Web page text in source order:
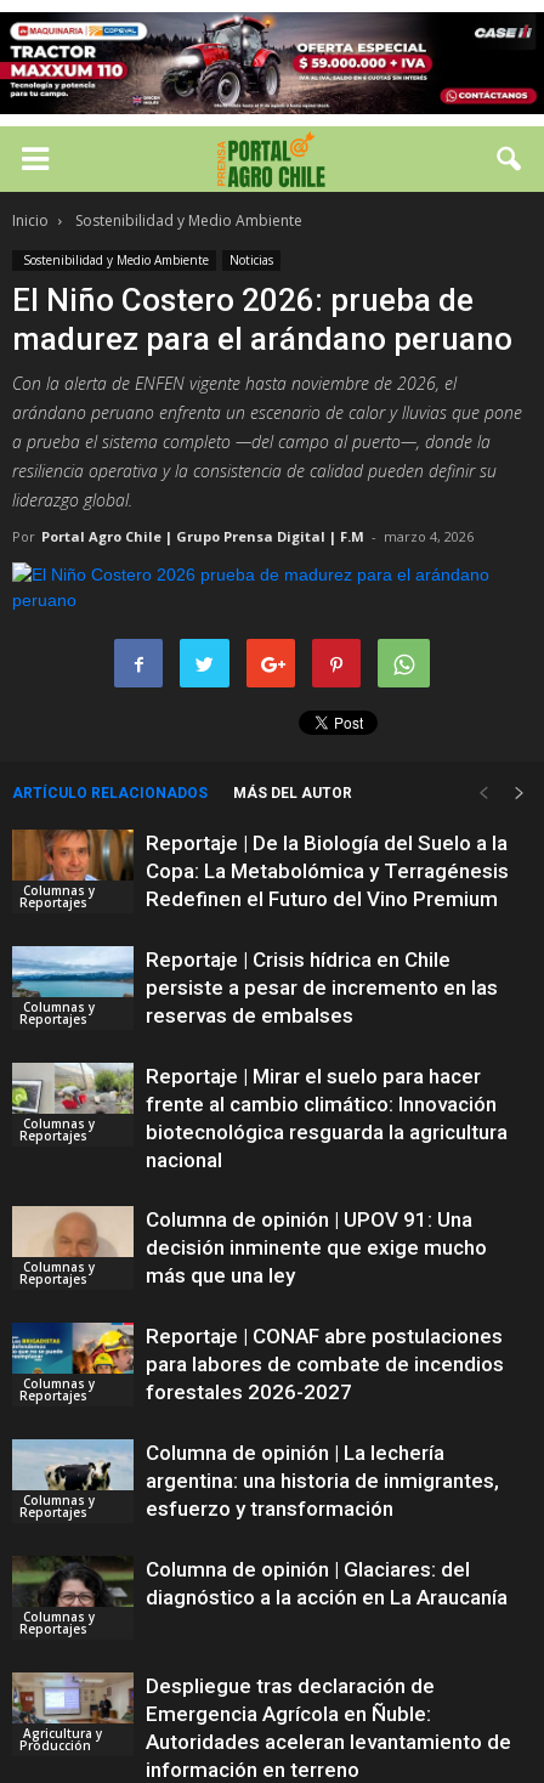
Inicio Sostenibilidad y Medio Ambiente
Sostenibilidad y Medio Ambiente Noticias
El Niño Costero 2026: prueba de
madurez para el arándano peruano
Con la alerta de ENFEN vigente hasta noviembre de 2026, el
arándano peruano enfrenta un escenario de calor y lluvias que pone
a prueba el sistema completo —del campo al puerto—, donde la
resiliencia operativa y la consistencia de calidad pueden definir su
liderazgo global.
Por Portal Agro Chile | Grupo Prensa Digital | F.M - marzo 4, 2026
ARTÍCULO RELACIONADOS MÁS DEL AUTOR
Columnas y
Reportajes
Reportaje | De la Biología del Suelo a la
Copa: La Metabolómica y Terragénesis
Redefinen el Futuro del Vino Premium
Columnas y
Reportajes
Reportaje | Crisis hídrica en Chile
persiste a pesar de incremento en las
reservas de embalses
Columnas y
Reportajes
Reportaje | Mirar el suelo para hacer
frente al cambio climático: Innovación
biotecnológica resguarda la agricultura
nacional
Columnas y
Reportajes
Columna de opinión | UPOV 91: Una
decisión inminente que exige mucho
más que una ley
Columnas y
Reportajes
Reportaje | CONAF abre postulaciones
para labores de combate de incendios
forestales 2026-2027
Columnas y
Reportajes
Columna de opinión | La lechería
argentina: una historia de inmigrantes,
esfuerzo y transformación
Columnas y
Reportajes
Columna de opinión | Glaciares: del
diagnóstico a la acción en La Araucanía
Agricultura y
Producción
Despliegue tras declaración de
Emergencia Agrícola en Ñuble:
Autoridades aceleran levantamiento de
información en terreno